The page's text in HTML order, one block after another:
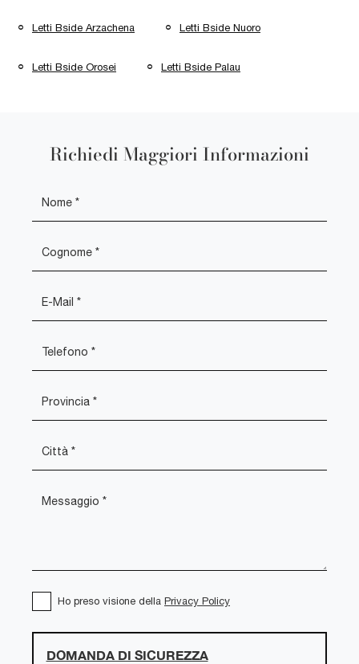
Letti Bside Arzachena Letti Bside Nuoro
Letti Bside Orosei Letti Bside Palau
Richiedi Maggiori Informazioni
Ho preso visione della Privacy Policy
DOMANDA DI SICUREZZA